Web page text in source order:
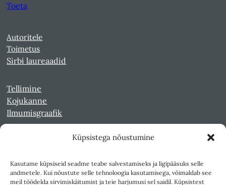
Küpsistega nõustumine
Kasutame küpsiseid seadme teabe salvestamiseks ja ligipääsuks selle
andmetele. Kui nõustute selle tehnoloogia kasutamisega, võimaldab see
meil töödelda sirvimiskäitumist ja teie harjumusi sel saidil. Küpsistest
Toeta
Autoritele
Toimetus
Sirbi laureaadid
Tellimine
Kojukanne
Ilmumisgraafik
Kultuurileht 1994-1997
Reede 1989-1990